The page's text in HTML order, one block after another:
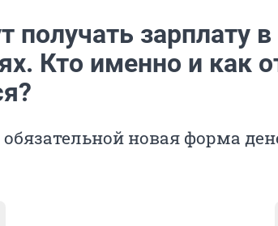
получать зарплату в
Кто именно и как
новая форма